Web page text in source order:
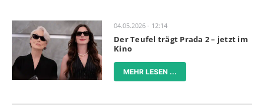
04.05.2026 - 12:14
Der Teufel trägt Prada 2 – jetzt im
Kino
MEHR LESEN ...